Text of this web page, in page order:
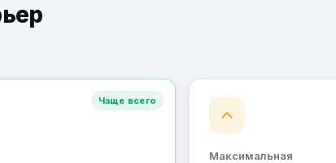
Чаще всего
Максимальная